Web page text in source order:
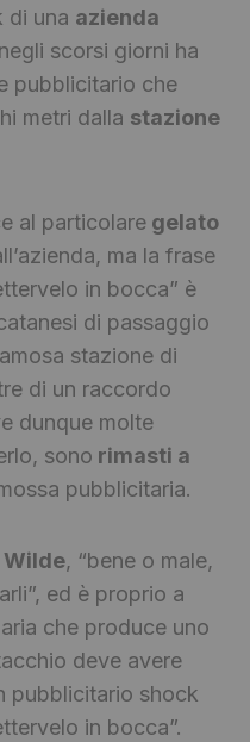
di una azienda
scorsi giorni ha
pubblicitario che
metri dalla stazione
al particolare gelato
ma la frase
in bocca” è
di passaggio
stazione di
di un raccordo
dunque molte
sono rimasti a
pubblicitaria.
Wilde, “bene o male,
ed è proprio a
che produce uno
deve avere
pubblicitario shock
in bocca”.